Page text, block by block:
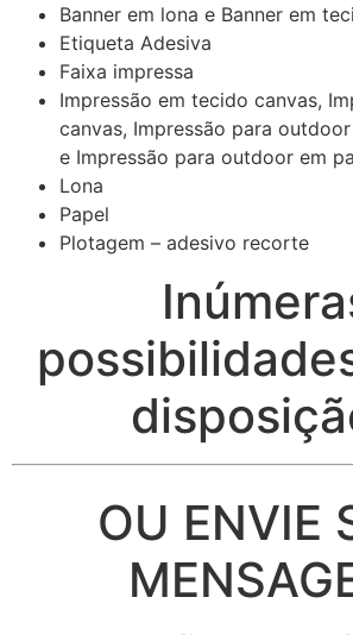
Banner em lona e Banner em
Etiqueta Adesiva
Faixa impressa
Impressão em tecido canvas,
canvas, Impressão para
e Impressão para outdoor em
Lona
Papel
Plotagem – adesivo recorte
OU ENVIE